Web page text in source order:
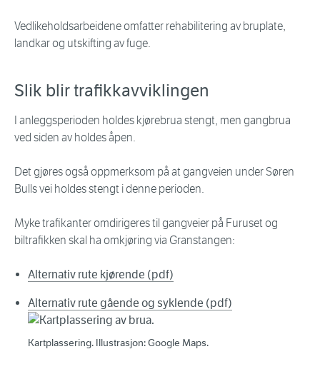
Vedlikeholdsarbeidene omfatter rehabilitering av bruplate,
landkar og utskifting av fuge.
Slik blir trafikkavviklingen
I anleggsperioden holdes kjørebrua stengt, men gangbrua
ved siden av holdes åpen.
Det gjøres også oppmerksom på at gangveien under Søren
Bulls vei holdes stengt i denne perioden.
Myke trafikanter omdirigeres til gangveier på Furuset og
biltrafikken skal ha omkjøring via Granstangen:
Alternativ rute kjørende (pdf)
Alternativ rute gående og syklende (pdf)
Kartplassering. Illustrasjon: Google Maps.